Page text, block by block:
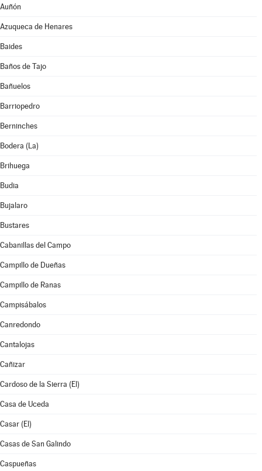
Auñón
Azuqueca de Henares
Baides
Baños de Tajo
Bañuelos
Barriopedro
Berninches
Bodera (La)
Brihuega
Budia
Bujalaro
Bustares
Cabanillas del Campo
Campillo de Dueñas
Campillo de Ranas
Campisábalos
Canredondo
Cantalojas
Cañizar
Cardoso de la Sierra (El)
Casa de Uceda
Casar (El)
Casas de San Galindo
Caspueñas